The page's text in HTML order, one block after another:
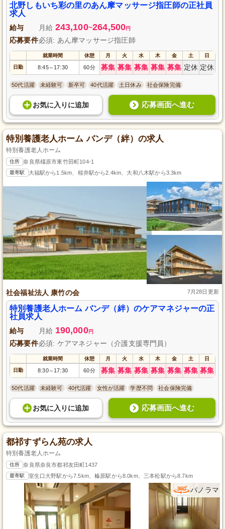
謝の言葉で大きな満足感を得られる環境です。安定した待遇の正社員とし
て、一緒に心のこもったケアを提供していきましょう。
北野しもいち彩の里のあん摩マッサージ指圧師の正社員
求人
給与 月給 243,100~264,500円
応募要件必須: あん摩マッサージ指圧師
就業時間 休憩 月 火 水 木 金 土 日
日勤 8:45～ 17:30 60分 募集 募集 募集 募集 募集 定休 定休
50代活躍 未経験可 新卒可 40代活躍 土日休み 社会保険完備
お気に入り に追加 応募画面へ進む
特別養護老人ホーム バンデ（絆）の求人
特別養護老人ホーム
住所 奈良県橿原市東竹田町104-1
最寄駅 大福駅から1.5km、桜井駅から2.4km、大和八木駅から3.3km
社会福祉法人 康竹の会 7月28日更新
特別養護老人ホーム バンデ（絆）のケアマネジャーの正
社員求人
給与 月給 190,000円
応募要件必須: ケアマネジャー（介護支援専門員）
就業時間 休憩 月 火 水 木 金 土 日
日勤 8:30～ 17:30 60分 募集 募集 募集 募集 募集 募集 募集
50代活躍 未経験可 40代活躍 女性が活躍 学歴不問 社会保険完備
お気に入り に追加 応募画面へ進む
都祁すずらん苑の求人
特別養護老人ホーム
住所 奈良県奈良市都祁友田町1437
最寄駅 室生口大野駅から7.5km、榛原駅から8.0km、三本松駅から8.7km
パノラマ